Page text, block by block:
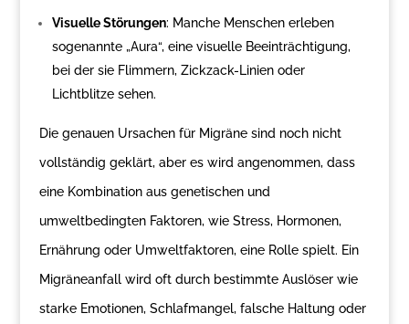
Visuelle Störungen: Manche Menschen erleben
sogenannte „Aura“, eine visuelle Beeinträchtigung,
bei der sie Flimmern, Zickzack-Linien oder
Lichtblitze sehen.
Die genauen Ursachen für Migräne sind noch nicht
vollständig geklärt, aber es wird angenommen, dass
eine Kombination aus genetischen und
umweltbedingten Faktoren, wie Stress, Hormonen,
Ernährung oder Umweltfaktoren, eine Rolle spielt. Ein
Migräneanfall wird oft durch bestimmte Auslöser wie
starke Emotionen, Schlafmangel, falsche Haltung oder